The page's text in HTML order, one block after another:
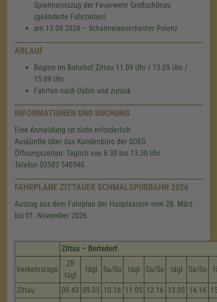
Spielmannszug der Feuerwehr Großschönau
(geänderte Fahrzeiten)
am 13.09.2026 – Schalmeienorchester Polenz
ABLAUF
Beginn im Bahnhof Zittau 11.09 Uhr / 13.09 Uhr /
15.09 Uhr
Fahrten nach Oybin und zurück
INFORMATIONEN UND BUCHUNG
Eine Anmeldung ist nicht erforderlich
Auskünfte über das Kundenbüro der SOEG
Öffnungszeiten: Täglich von 8.30 bis 13.30 Uhr
Telefon 03583 540540.
FAHRPLÄNE ZITTAUER SCHMALSPURBAHN 2026
Auszug aus dem Fahrplan der Hauptsaison vom 28. März
bis 01. November 2026.
Zittau – Bertsdorf
Verkehrstage
ZR
tägl
tägl Sa/So tägl Sa/So tägl Sa/So
Zittau 08.43 09.05 10.16 11.05 12.16 13.05 14.16